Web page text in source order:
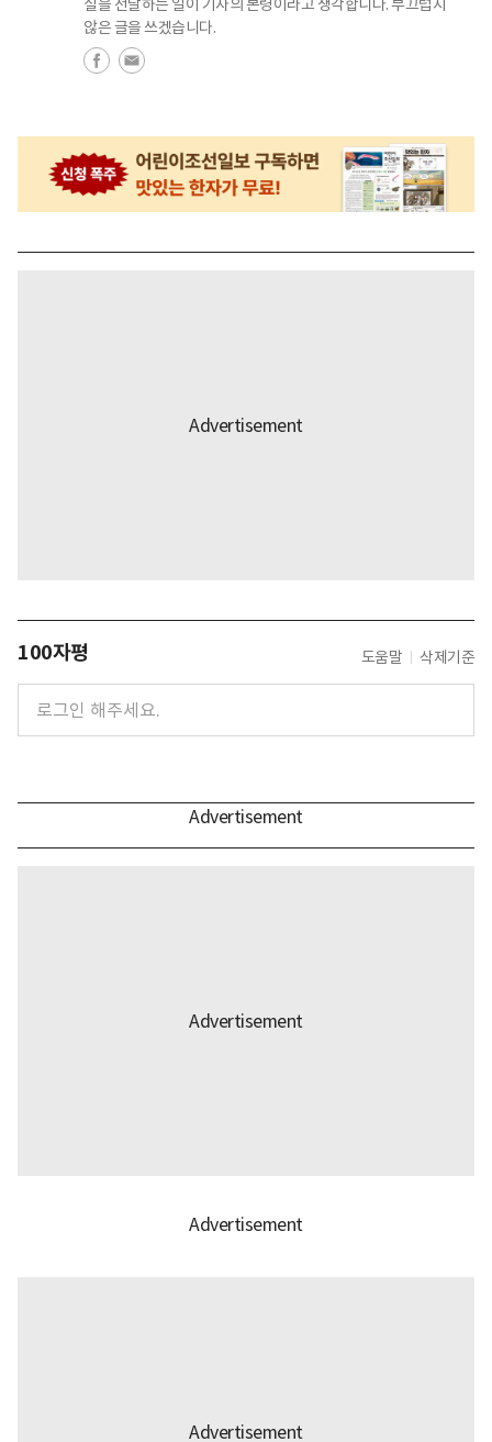
실을 전달하는 일이 기자의 본령이라고 생각합니다. 부끄럽지
않은 글을 쓰겠습니다.
100자평 도움말 삭제기준